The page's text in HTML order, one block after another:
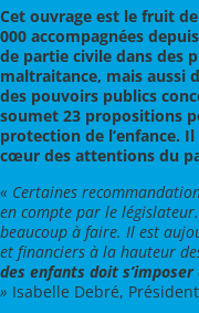
Cet ouvrage est le fruit
000 accompagnées
de partie civile dans des
maltraitance, mais aussi
des pouvoirs publics
soumet 23 propositions
protection de l’enfance.
cœur des attentions du
« Certaines
en compte par le
beaucoup à faire. Il est
et financiers à la hauteur
des enfants doit
» Isabelle Debré,